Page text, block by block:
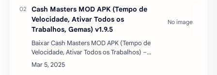
Cash Masters MOD APK (Tempo de
Velocidade, Ativar Todos os
Trabalhos, Gemas) v1.9.5
Baixar Cash Masters MOD APK (Tempo de
Velocidade, Ativar Todos os Trabalhos) –
Atualizado 2025Se você gosta de jogos de
simulação e gerenciamento financeiro,